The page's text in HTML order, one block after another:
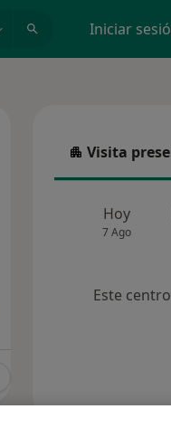
Iniciar
(141)
Visita
Visita
Hoy
7 Ago
Este